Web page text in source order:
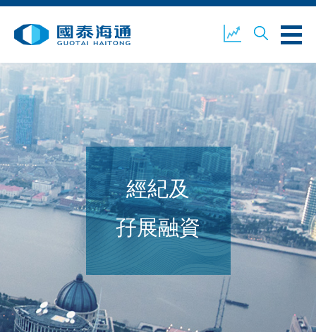
業務概覽 公司新聞
環境、社會及企業管治 國泰海通證券 聯絡我們
經紀及
孖展融資